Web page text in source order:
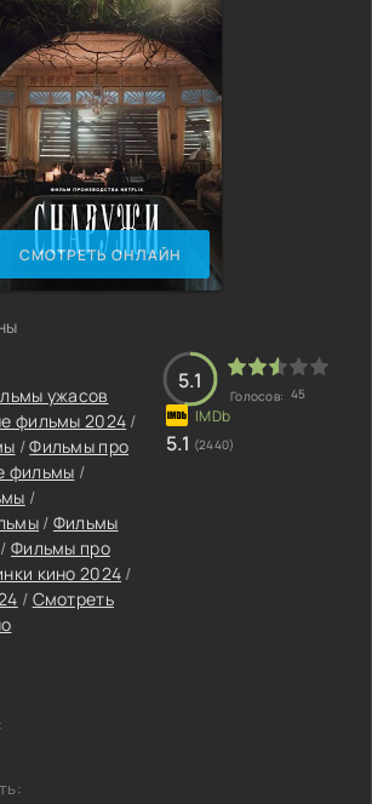
СМОТРЕТЬ ОНЛАЙН
ужасов
фильмы 2024 /
/Фильмы про
фильмы /
/
/ Фильмы
/Фильмы про
кино 2024 /
/ Смотреть
5.1
Голосов: 45
5.1 (2440)